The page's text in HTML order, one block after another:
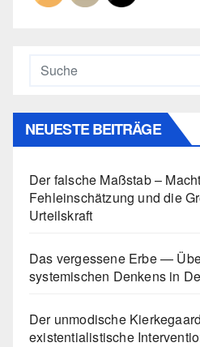
NEUESTE BEITRÄGE
Der falsche Maßstab –
Fehleinschätzung und die
Urteilskraft
Das vergessene Erbe —
systemischen Denkens in
Der unmodische
existentialistische